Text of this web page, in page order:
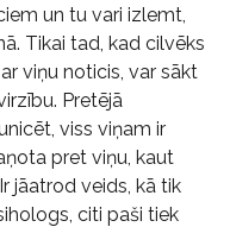
un tu vari izlemt,
Tikai tad, kad cilvēks
viņu noticis, var sākt
Pretējā
viss viņam ir
pret viņu, kaut
jāatrod veids, kā tik
citi paši tiek